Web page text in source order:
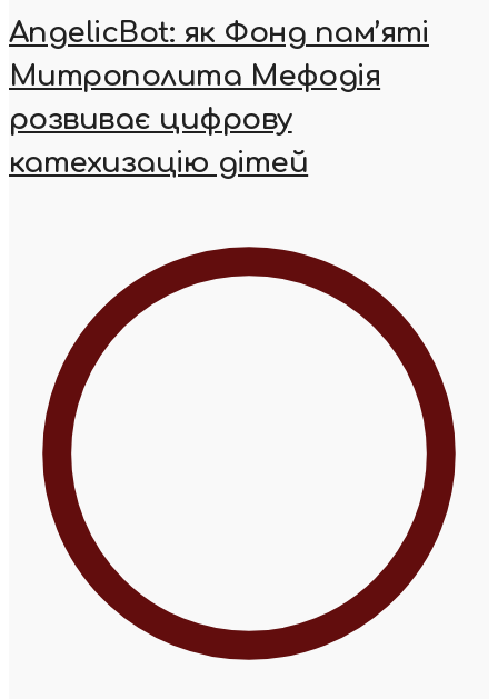
AngelicBot: як Фонд пам’яті
Митрополита Мефодія
розвиває цифрову
катехизацію дітей